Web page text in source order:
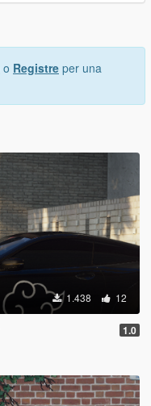
o Registre per una
1.438 12
1.0